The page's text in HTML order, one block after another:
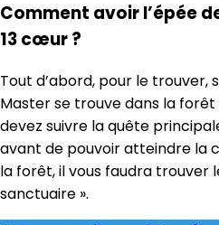
Comment avoir l’épée
13 cœur ?
Tout d’abord, pour le trouver,
Master se trouve dans la
devez suivre la quête
avant de pouvoir atteindre la
la forêt, il vous faudra trouver
sanctuaire ».